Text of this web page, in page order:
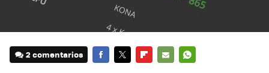
2 comentarios